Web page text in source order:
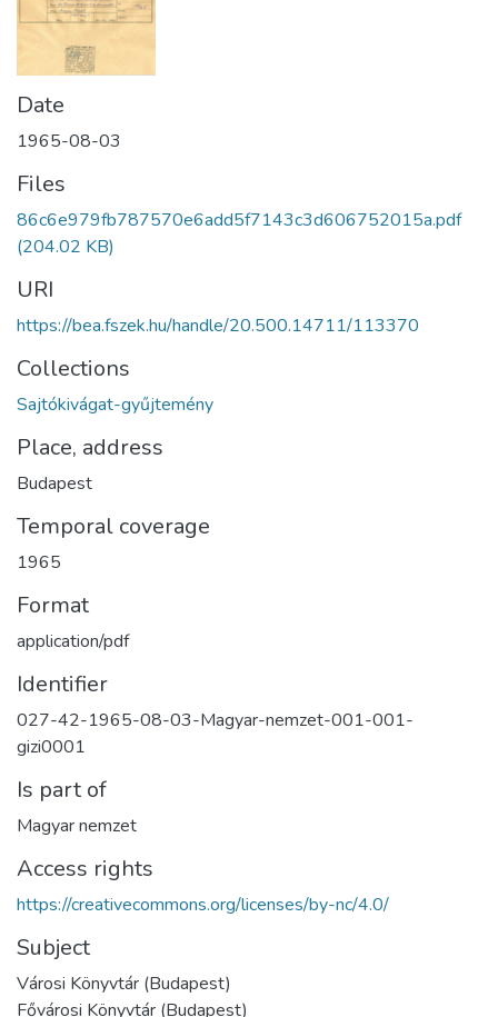
Date
1965-08-03
Files
86c6e979fb787570e6add5f7143c3d606752015a.pdf
(204.02 KB)
URI
https://bea.fszek.hu/handle/20.500.14711/113370
Collections
Sajtókivágat-gyűjtemény
Place, address
Budapest
Temporal coverage
1965
Format
application/pdf
Identifier
027-42-1965-08-03-Magyar-nemzet-001-001-
gizi0001
Is part of
Magyar nemzet
Access rights
https://creativecommons.org/licenses/by-nc/4.0/
Subject
Városi Könyvtár (Budapest)
Fővárosi Könyvtár (Budapest)